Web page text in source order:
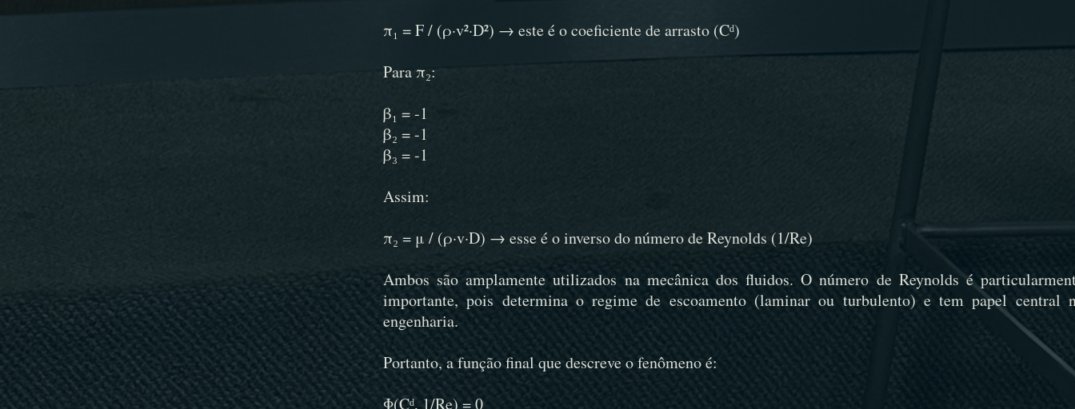
π₁ = F / (ρ·v²·D²) → este é o coeficiente de arrasto (Cᵈ)
Para π₂:
β₁ = -1
β₂ = -1
β₃ = -1
Assim:
π₂ = μ / (ρ·v·D) → esse é o inverso do número de Reynolds (1/Re)
Ambos são amplamente utilizados na mecânica dos fluidos. O número de Reynolds é
importante, pois determina o regime de escoamento (laminar ou turbulento) e tem papel central
engenharia.
Portanto, a função final que descreve o fenômeno é:
Φ(Cᵈ, 1/Re) = 0